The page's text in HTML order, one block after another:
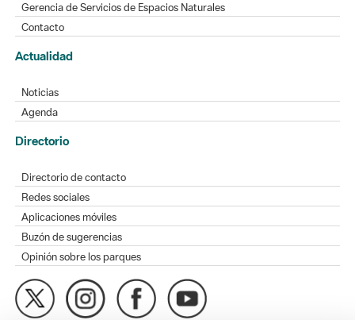
Gerencia de Servicios de Espacios Naturales
Contacto
Actualidad
Noticias
Agenda
Directorio
Directorio de contacto
Redes sociales
Aplicaciones móviles
Buzón de sugerencias
Opinión sobre los parques